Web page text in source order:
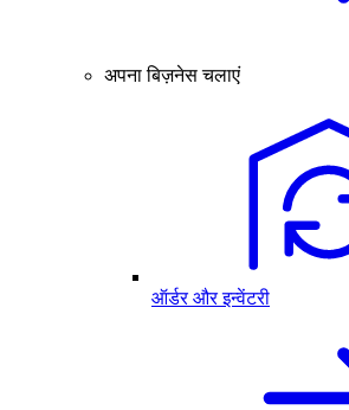
अपना बिज़नेस चलाएं
ऑर्डर और इन्वेंटरी